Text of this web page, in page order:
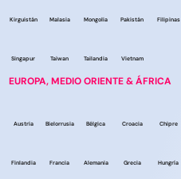
Kirguistán Malasia Mongolia Pakistán Filipinas
Singapur Taiwan Tailandia Vietnam
EUROPA, MEDIO ORIENTE & ÁFRICA
Austria Bielorrusia Bélgica Croacia Chipre
Finlandia Francia Alemania Grecia Hungría